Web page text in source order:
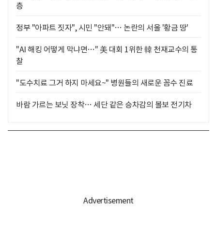
층
정부 "아파트 짓자", 시민 "안돼"… 논란의 서울 '황금 땅'
"AI 해킹 어떻게 막냐면…" 美 대회 1위한 韓 천재교수의 통
찰
"도수치료 그거 하지 마세요~" 병원들의 새로운 꼼수 진료
바람 가르는 보닛 장착… 세단 같은 승차감의 볼보 전기차